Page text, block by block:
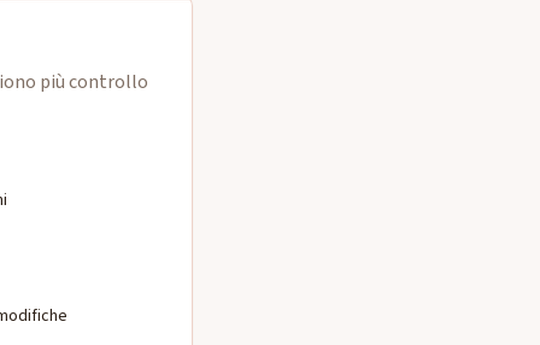
più controllo